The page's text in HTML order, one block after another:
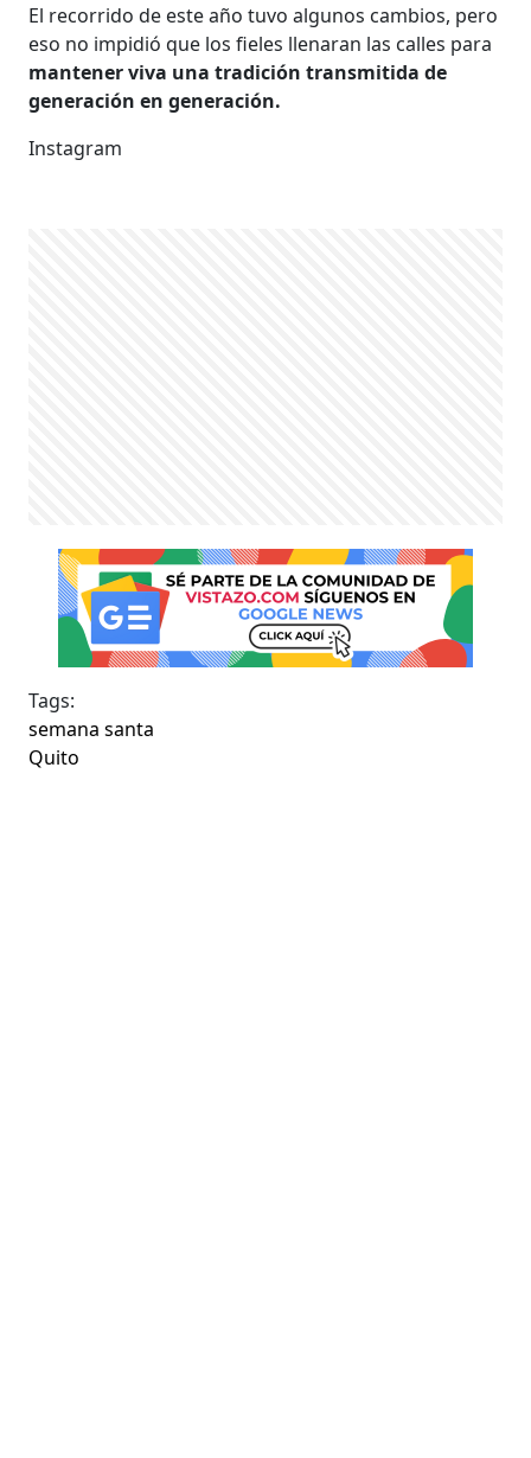
El recorrido de este año tuvo algunos cambios, pero
eso no impidió que los fieles llenaran las calles para
mantener viva una tradición transmitida de
generación en generación.
Instagram
Tags:
semana santa
Quito